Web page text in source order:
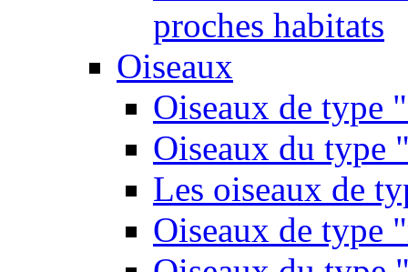
proches habitats
Oiseaux
Oiseaux de type
Oiseaux du type
Les oiseaux de
Oiseaux de type